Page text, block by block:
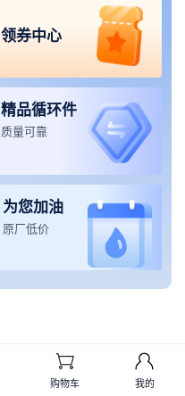
领券中心
精品循环件
质量可靠
为您加油
原厂低价
购物车 我的